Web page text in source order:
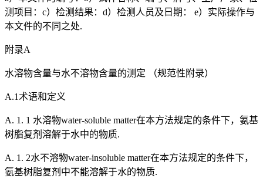
测项目：c）检测结果：d）检测人员及日期： e）实际操作与
本文件的不同之处.
附录A
水溶物含量与水不溶物含量的测定 （规范性附录）
A.1术语和定义
A. 1. 1 水溶物water-soluble matter在本方法规定的条件下，氨基
树脂复剂溶解于水中的物质.
A. 1. 2水不溶物water-insoluble matter在本方法规定的条件下，
氨基树脂复剂中不能溶解于水的物质.